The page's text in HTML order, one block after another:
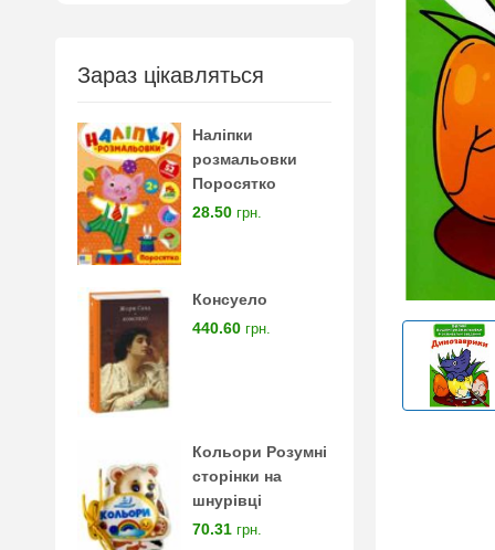
Зараз цікавляться
Наліпки
розмальовки
Поросятко
28.50 грн.
Консуело
440.60 грн.
Кольори Розумні
сторінки на
шнурівці
70.31 грн.